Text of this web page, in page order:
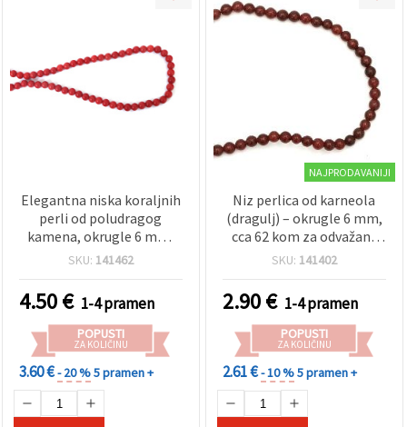
Elegantna niska koraljnih
perli od poludragog
kamena, okrugle 6 mm,
cca ±64 kom (mješano)
SKU: 141462
4.50€ 1-4 pramen
POPUSTI
ZA KOLIČINU
3.60 €- 20 %5 pramen +
NAJPRODAVANIJI
Niz perlica od karneola
(dragulj) – okrugle 6 mm,
cca 62 kom za odvažan i
kreativan ručni nakit i
SKU: 141402
2.90€ 1-4 pramen
POPUSTI
ZA KOLIČINU
2.61 €- 10 %5 pramen +